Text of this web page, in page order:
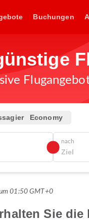
Buchungen
Economy
nach
01:50 GMT+0
Sie